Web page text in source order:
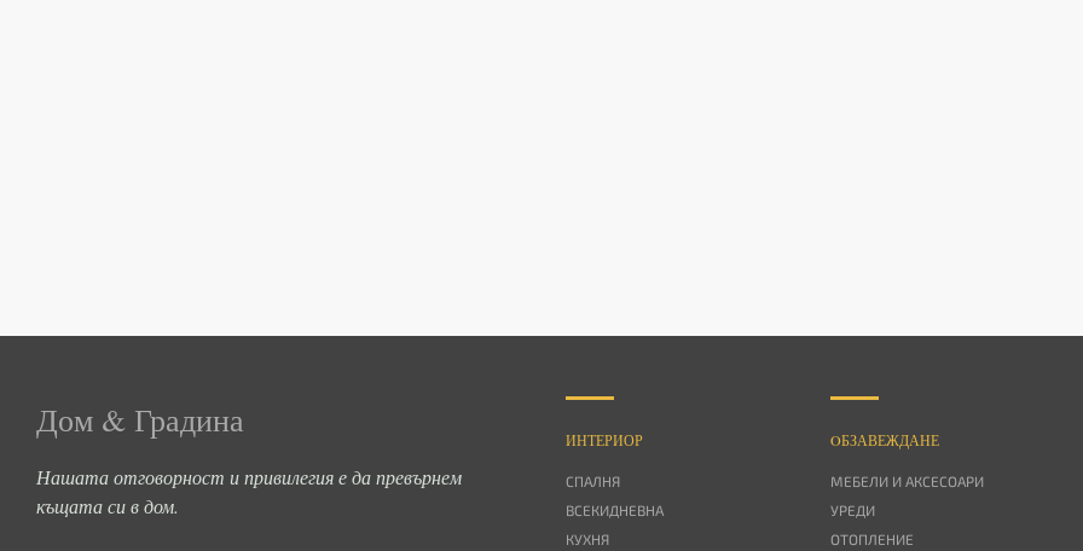
Дом & Градина
Нашата отговорност и привилегия е да превърнем
къщата си в дом.
ИНТЕРИОР
СПАЛНЯ
ВСЕКИДНЕВНА
КУХНЯ
OБЗАВЕЖДАНЕ
МЕБЕЛИ И АКСЕСОАРИ
УРЕДИ
ОТОПЛЕНИЕ